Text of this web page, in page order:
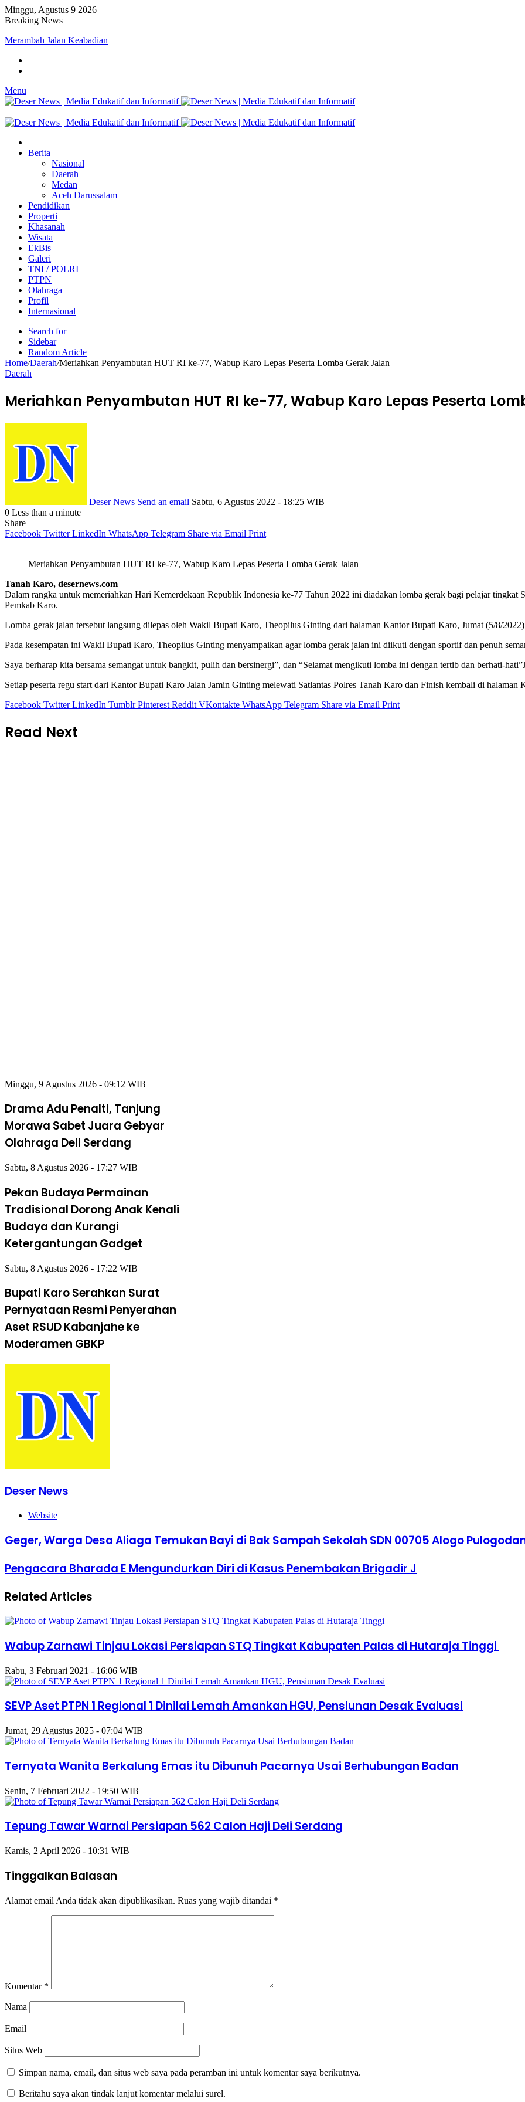
Minggu, Agustus 9 2026
Breaking News
Merambah Jalan Keabadian
Menu
Berita
Nasional
Daerah
Medan
Aceh Darussalam
Pendidikan
Properti
Khasanah
Wisata
EkBis
Galeri
TNI / POLRI
PTPN
Olahraga
Profil
Internasional
Search for
Sidebar
Random Article
Home/Daerah/Meriahkan Penyambutan HUT RI ke-77, Wabup Karo Lepas Peserta Lomba Gerak Jalan
Daerah
Meriahkan Penyambutan HUT RI ke-77, Wabup Karo Lepas Peserta
Deser News Send an email Sabtu, 6 Agustus 2022 - 18:25 WIB
0 Less than a minute
Share
Facebook Twitter LinkedIn WhatsApp Telegram Share via Email Print
Meriahkan Penyambutan HUT RI ke-77, Wabup Karo Lepas Peserta Lomba Gerak Jalan
Tanah Karo, desernews.com
Dalam rangka untuk memeriahkan Hari Kemerdekaan Republik Indonesia ke-77 Tahun 2022 ini diadakan lomba gerak bagi pelajar tingkat
Pemkab Karo.
Lomba gerak jalan tersebut langsung dilepas oleh Wakil Bupati Karo, Theopilus Ginting dari halaman Kantor Bupati Karo, Jumat (5/8/
Pada kesempatan ini Wakil Bupati Karo, Theopilus Ginting menyampaikan agar lomba gerak jalan ini diikuti dengan sportif dan penuh
Saya berharap kita bersama semangat untuk bangkit, pulih dan bersinergi”, dan “Selamat mengikuti lomba ini dengan tertib dan berhati-
Setiap peserta regu start dari Kantor Bupati Karo Jalan Jamin Ginting melewati Satlantas Polres Tanah Karo dan Finish kembali di halaman
Facebook Twitter LinkedIn Tumblr Pinterest Reddit VKontakte WhatsApp Telegram Share via Email Print
Read Next
Minggu, 9 Agustus 2026 - 09:12 WIB
Drama Adu Penalti, Tanjung
Morawa Sabet Juara Gebyar
Olahraga Deli Serdang
Sabtu, 8 Agustus 2026 - 17:27 WIB
Pekan Budaya Permainan
Tradisional Dorong Anak Kenali
Budaya dan Kurangi
Ketergantungan Gadget
Sabtu, 8 Agustus 2026 - 17:22 WIB
Bupati Karo Serahkan Surat
Pernyataan Resmi Penyerahan
Aset RSUD Kabanjahe ke
Moderamen GBKP
Deser News
Website
Geger, Warga Desa Aliaga Temukan Bayi di Bak Sampah Sekolah SDN 00705 Alogo
Pengacara Bharada E Mengundurkan Diri di Kasus Penembakan Brigadir J
Related Articles
Wabup Zarnawi Tinjau Lokasi Persiapan STQ Tingkat Kabupaten Palas di Hutaraja Tinggi
Rabu, 3 Februari 2021 - 16:06 WIB
SEVP Aset PTPN 1 Regional 1 Dinilai Lemah Amankan HGU, Pensiunan Desak Evaluasi
Jumat, 29 Agustus 2025 - 07:04 WIB
Ternyata Wanita Berkalung Emas itu Dibunuh Pacarnya Usai Berhubungan Badan
Senin, 7 Februari 2022 - 19:50 WIB
Tepung Tawar Warnai Persiapan 562 Calon Haji Deli Serdang
Kamis, 2 April 2026 - 10:31 WIB
Tinggalkan Balasan
Alamat email Anda tidak akan dipublikasikan. Ruas yang wajib ditandai *
Komentar *
Nama
Email
Situs Web
Simpan nama, email, dan situs web saya pada peramban ini untuk komentar saya berikutnya.
Beritahu saya akan tindak lanjut komentar melalui surel.